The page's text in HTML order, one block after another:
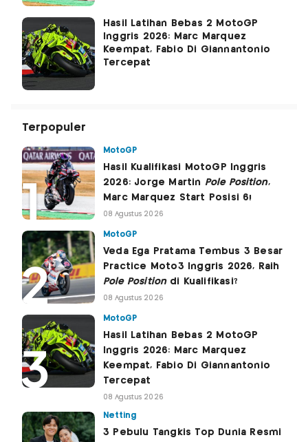
Hasil Latihan Bebas 2 MotoGP
Inggris 2026: Marc Marquez
Keempat, Fabio Di Giannantonio
Tercepat
Terpopuler
MotoGP
Hasil Kualifikasi MotoGP Inggris
2026: Jorge Martin Pole Position,
Marc Marquez Start Posisi 6!
08 Agustus 2026
MotoGP
Veda Ega Pratama Tembus 3 Besar
Practice Moto3 Inggris 2026, Raih
Pole Positiondi Kualifikasi?
08 Agustus 2026
MotoGP
Hasil Latihan Bebas 2 MotoGP
Inggris 2026: Marc Marquez
Keempat, Fabio Di Giannantonio
Tercepat
08 Agustus 2026
Netting
3 Pebulu Tangkis Top Dunia Resmi